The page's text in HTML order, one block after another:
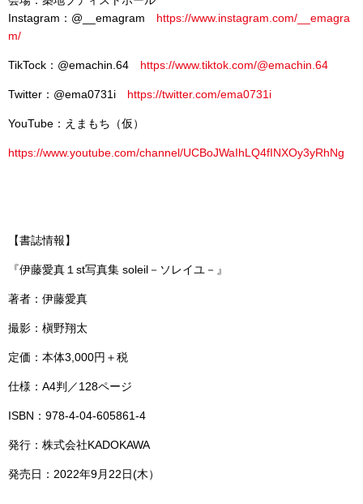
Instagram：@__emagram https://www.instagram.com/__emagra
m/
TikTock：@emachin.64 https://www.tiktok.com/@emachin.64
Twitter：@ema0731i https://twitter.com/ema0731i
YouTube：えまもち（仮）
https://www.youtube.com/channel/UCBoJWaIhLQ4fINXOy3yRhNg
【書誌情報】
『伊藤愛真１st写真集 soleil－ソレイユ－』
著者：伊藤愛真
撮影：槇野翔太
定価：本体3,000円＋税
仕様：A4判／128ページ
ISBN：978-4-04-605861-4
発行：株式会社KADOKAWA
発売日：2022年9月22日(木）